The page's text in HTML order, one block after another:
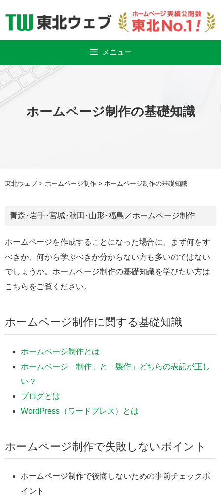
メニュー
ホームページ制作の基礎知識
東北ウェブ > ホームページ制作 > ホームページ制作の基礎知識
青森 ･岩手･宮城･秋田 ･ 山形･福島／ホームページ制作
ホームページを作成することになった場合に、まず何をす
べきか、何から学ぶべきか分からない方も多いのではない
でしょうか。ホームページ制作の基礎知識を学びたい方は
こちらをご覧ください。
ホームページ制作に関する基礎知識
ホームページ制作とは
ホームページ「制作」と「製作」どちらの表記が正し
い？
ブログとは
WordPress（ワードプレス）とは
ホームページ制作で失敗しないポイント
ホームページ制作で後悔しないための事前チェックポ
イント